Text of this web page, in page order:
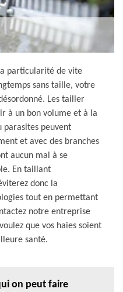
particularité de vite
sans taille, votre
Les tailler
à un bon volume et à la
parasites peuvent
et avec des branches
aucun mal à se
En taillant
donc la
tout en permettant
notre entreprise
que vos haies soient
santé.
on peut faire